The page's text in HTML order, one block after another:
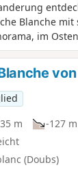
Blanche mit
im
Val de
Foncine, im
und im
La
gelangen
(Vorsicht ist
Bridaux und
von Chaux-
m
-127 m
(Doubs)